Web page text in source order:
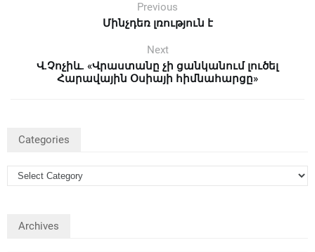
Previous
Մինչդեռ լռություն է
Next
Վ.Չոչիև. «Վրաստանը չի ցանկանում լուծել
Հարավային Օսիայի հիմնահարցը»
Categories
Archives